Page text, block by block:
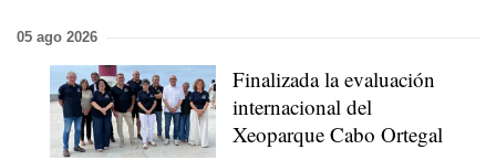
05 ago 2026
Finalizada la evaluación
internacional del
Xeoparque Cabo Ortegal